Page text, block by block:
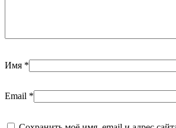
Имя *
Email *